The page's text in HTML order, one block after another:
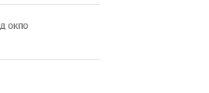
ОКПО